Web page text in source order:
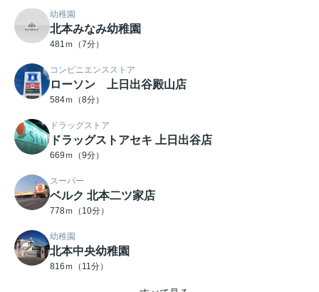
幼稚園
北本みなみ幼稚園
481ｍ（7分）
コンビニエンスストア
ローソン 上日出谷殿山店
584ｍ（8分）
ドラッグストア
ドラッグストアセキ 上日出谷店
669ｍ（9分）
スーパー
ベルク 北本二ツ家店
778ｍ（10分）
幼稚園
北本中央幼稚園
816ｍ（11分）